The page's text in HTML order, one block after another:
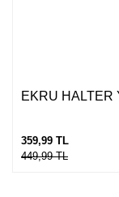
EKRU HALTER
359,99 TL
449,99 TL